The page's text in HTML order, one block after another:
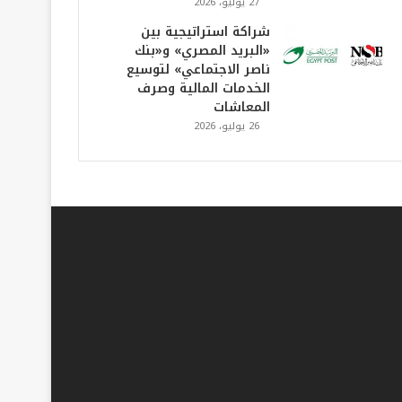
شراكة استراتيجية بين
«البريد المصري» و«بنك
ناصر الاجتماعي» لتوسيع
الخدمات المالية وصرف
المعاشات
26 يوليو، 2026